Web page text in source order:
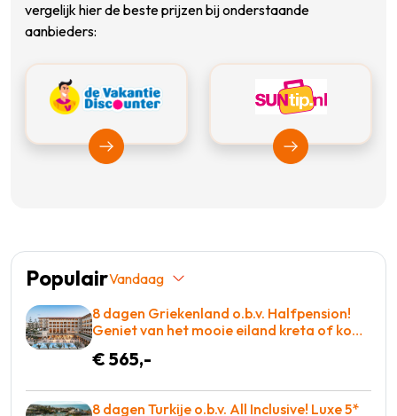
vergelijk hier de beste prijzen bij onderstaande
aanbieders:
Bekijk Vakantiediscounter Bekijk Suntip
PopulairVandaag
8 dagen Griekenland o.b.v. Halfpension!
Geniet van het mooie eiland kreta of kom
€565 p.p. = BOEKEN
€ 565,-
8 dagen Turkije o.b.v. All Inclusive! Luxe 5*